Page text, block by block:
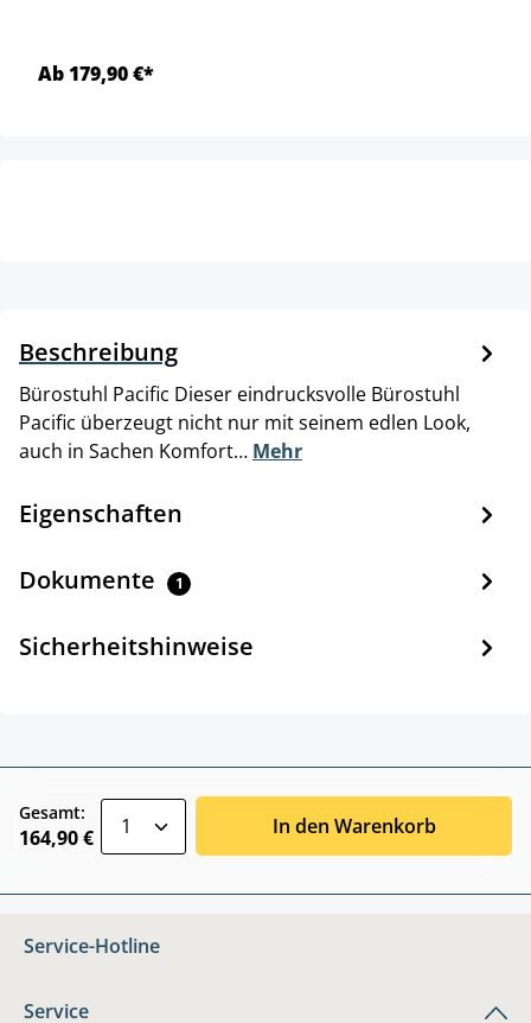
Ab 179,90 €*
Beschreibung
Bürostuhl Pacific Dieser eindrucksvolle Bürostuhl
Pacific überzeugt nicht nur mit seinem edlen Look,
auch in Sachen Komfort… Mehr
Eigenschaften
Dokumente 1
Sicherheitshinweise
Gesamt:
164,90 € In den Warenkorb
Service-Hotline
Service